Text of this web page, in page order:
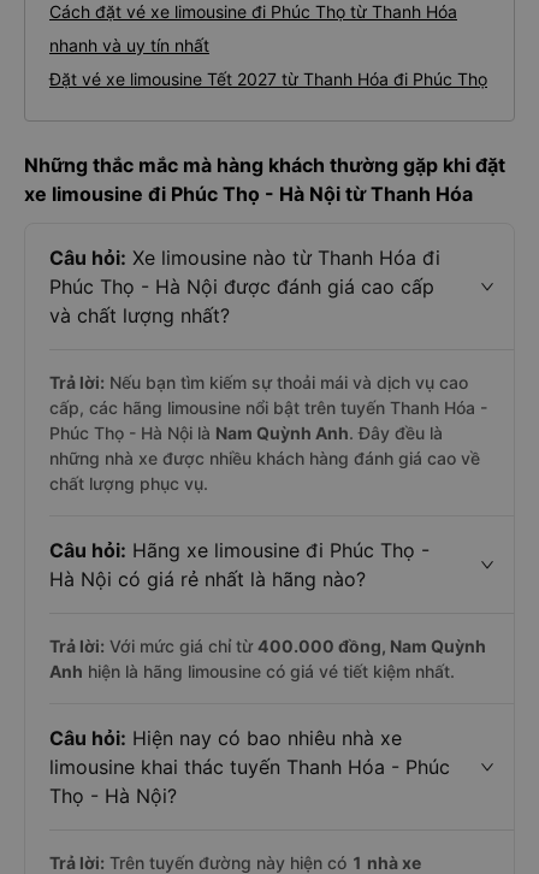
Cách đặt vé xe limousine đi Phúc Thọ từ Thanh Hóa
nhanh và uy tín nhất
Đặt vé xe limousine Tết 2027 từ Thanh Hóa đi Phúc Thọ
Những thắc mắc mà hàng khách thường gặp khi đặt
xe limousine đi Phúc Thọ - Hà Nội từ Thanh Hóa
Câu hỏi: Xe limousine nào từ Thanh Hóa đi
Phúc Thọ - Hà Nội được đánh giá cao cấp
và chất lượng nhất?
Trả lời: Nếu bạn tìm kiếm sự thoải mái và dịch vụ cao
cấp, các hãng limousine nổi bật trên tuyến Thanh Hóa -
Phúc Thọ - Hà Nội là Nam Quỳnh Anh. Đây đều là
những nhà xe được nhiều khách hàng đánh giá cao về
chất lượng phục vụ.
Câu hỏi: Hãng xe limousine đi Phúc Thọ -
Hà Nội có giá rẻ nhất là hãng nào?
Trả lời: Với mức giá chỉ từ400.000 đồng, Nam Quỳnh
Anh hiện là hãng limousine có giá vé tiết kiệm nhất.
Câu hỏi: Hiện nay có bao nhiêu nhà xe
limousine khai thác tuyến Thanh Hóa - Phúc
Thọ - Hà Nội?
Trả lời: Trên tuyến đường này hiện có 1 nhà xe